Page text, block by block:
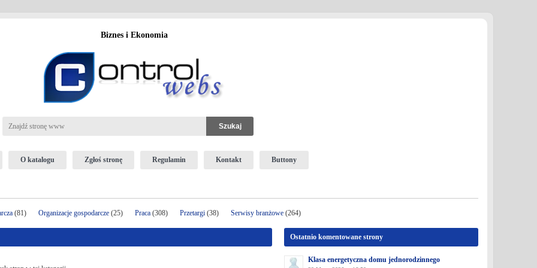
Biznes i Ekonomia
O katalogu Zgłoś stronę Regulamin Kontakt Buttony
(81) Organizacje gospodarcze (25) Praca (308) Przetargi (38) Serwisy branżowe (264)
Ostatnio komentowane strony
Klasa energetyczna domu jednorodzinnego